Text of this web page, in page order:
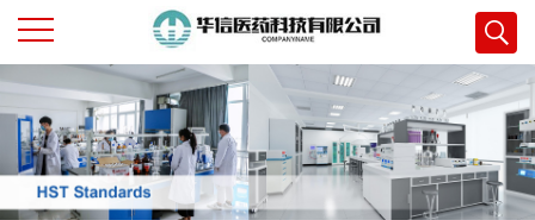
公
司
首